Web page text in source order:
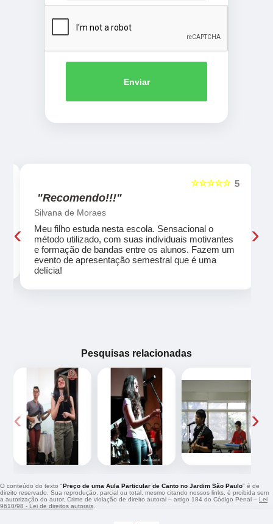
Enviar
5
☆☆☆☆☆
"Recomendo!!!"
Silvana de Moraes
Meu filho estuda nesta escola. Sensacional o
método utilizado, com suas individuais motivantes
e formação de bandas entre os alunos. Fazem um
evento de apresentação semestral que é uma
delícia!
‹ ›
Pesquisas relacionadas
‹ ›
O conteúdo do texto "Preço de uma Aula Particular de Canto no Jardim São Paulo" é de
direito reservado. Sua reprodução, parcial ou total, mesmo citando nossos links, é proibida sem
a autorização do autor. Crime de violação de direito autoral – artigo 184 do Código Penal – Lei
9610/98 - Lei de direitos autorais